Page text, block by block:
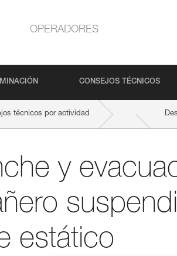
OPERADORES
CONSEJOS TÉCNICOS
técnicos por actividad
y
estático